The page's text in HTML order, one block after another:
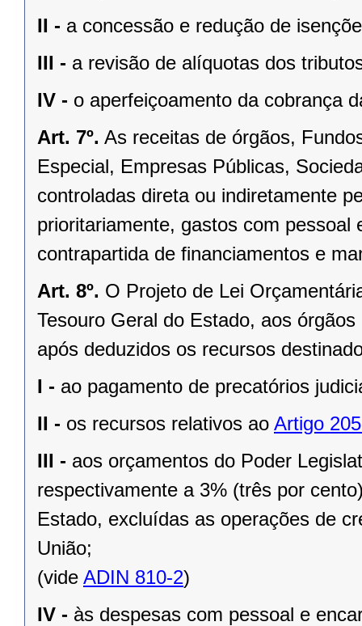
II - a concessão e redução de
III - a revisão de alíquotas dos
IV - o aperfeiçoamento da cobrança
Art. 7º. As receitas de órgãos,
Especial, Empresas Públicas,
controladas direta ou indiretamente
prioritariamente, gastos com
contrapartida de financiamentos e
Art. 8º. O Projeto de Lei
Tesouro Geral do Estado, aos
após deduzidos os recursos
I - ao pagamento de precatórios
II - os recursos relativos ao Artigo
III - aos orçamentos do Poder
respectivamente a 3% (três por
Estado, excluídas as operações de
União;
(vide ADIN 810-2)
IV - às despesas com pessoal e